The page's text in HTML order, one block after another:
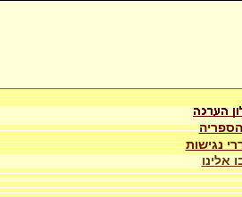
נגישות
אלינו